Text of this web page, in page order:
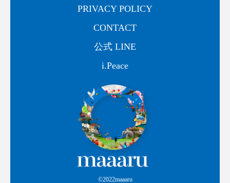
PRIVACY POLICY
CONTACT
公式 LINE
i.Peace
©2022maaaru